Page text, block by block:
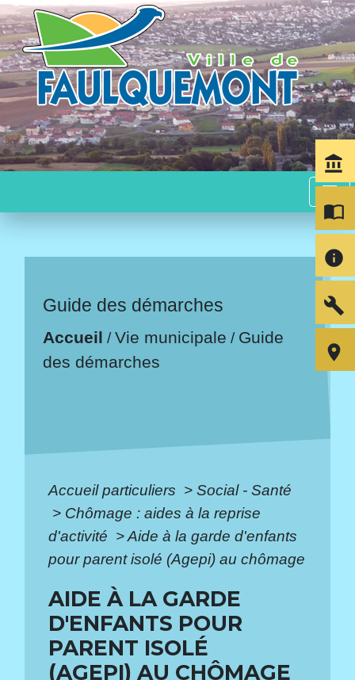
menu
Guide des démarches
Accueil /Vie municipale / Guide
des démarches
Accueil particuliers > Social - Santé
> Chômage : aides à la reprise
d'activité >Aide à la garde d'enfants
pour parent isolé (Agepi) au chômage
AIDE À LA GARDE
D'ENFANTS POUR
PARENT ISOLÉ
(AGEPI) AU CHÔMAGE
account_balance
import_contacts
info
build
room